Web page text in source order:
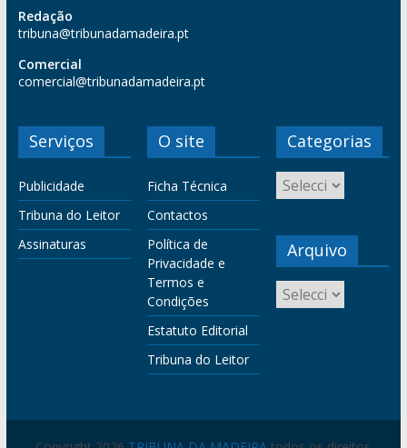
Redação
tribuna@tribunadamadeira.pt
Comercial
comercial@tribunadamadeira.pt
Serviços
Publicidade
Tribuna do Leitor
Assinaturas
O site
Ficha Técnica
Contactos
Política de
Privacidade e
Termos e
Condições
Estatuto Editorial
Tribuna do Leitor
Categorias
Arquivo